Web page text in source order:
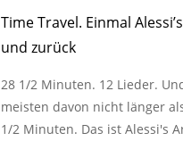
Time Travel. Einmal
und zurück
28 1/2 Minuten. 12 Lieder.
meisten davon nicht länger
1/2 Minuten. Das ist Alessi's